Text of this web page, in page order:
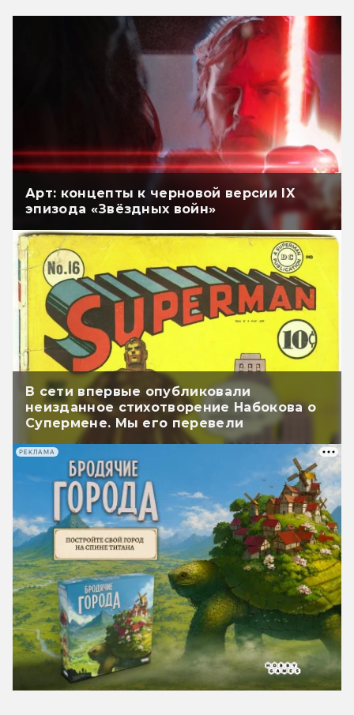
Арт: концепты к черновой версии IX
эпизода «Звёздных войн»
В сети впервые опубликовали
неизданное стихотворение Набокова о
Супермене. Мы его перевели
РЕКЛАМА